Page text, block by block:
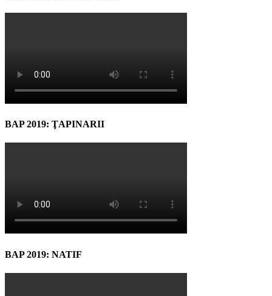
BAP 2019: ŢAPINARII
BAP 2019: NATIF